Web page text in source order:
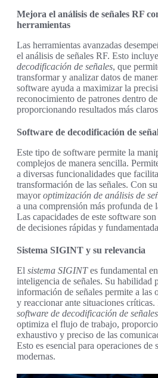
Mejora el análisis de señales RF
herramientas
Las herramientas avanzadas
el análisis de señales RF. Esto
decodificación de señales, que
transformar y analizar datos de
software ayuda a maximizar la
reconocimiento de patrones dentro de
proporcionando resultados más
Software de decodificación de
Este tipo de software permite la
complejos de manera sencilla.
a diversas funcionalidades que
transformación de las señales. Con
mayoroptimización de análisis de
a una comprensión más profunda de
Las capacidades de este software
de decisiones rápidas y
Sistema SIGINT y su relevancia
El sistema SIGINTes fundamental
inteligencia de señales. Su habilidad
información de señales permite a las
y reaccionar ante situaciones
software de decodificación de señales
optimiza el flujo de trabajo,
exhaustivo y preciso de las
Esto es esencial para operaciones de
modernas.